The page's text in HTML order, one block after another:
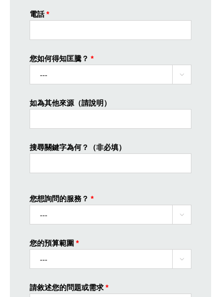
電話*
您如何得知匡騰？ *

如為其他來源（請說明）
搜尋關鍵字為何？（非必填）
您想詢問的服務？ *

您的預算範圍 *

請敘述您的問題或需求 *